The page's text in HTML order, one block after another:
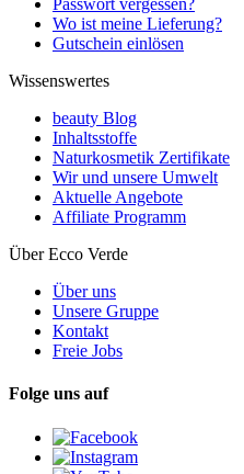
Passwort vergessen?
Wo ist meine Lieferung?
Gutschein einlösen
Wissenswertes
beauty Blog
Inhaltsstoffe
Naturkosmetik Zertifikate
Wir und unsere Umwelt
Aktuelle Angebote
Affiliate Programm
Über Ecco Verde
Über uns
Unsere Gruppe
Kontakt
Freie Jobs
Folge uns auf